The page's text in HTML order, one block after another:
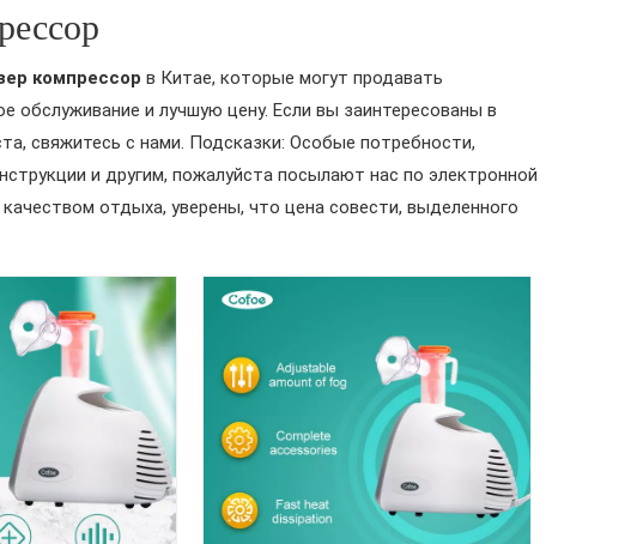
компрессор в Китае, которые могут продавать
и лучшую цену. Если вы заинтересованы в
свяжитесь с нами. Подсказки: Особые потребности,
и другим, пожалуйста посылают нас по электронной
отдыха, уверены, что цена совести, выделенного